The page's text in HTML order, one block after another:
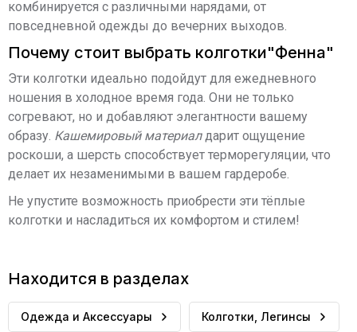
комбинируется с различными нарядами, от
повседневной одежды до вечерних выходов.
Почему стоит выбрать колготки"Фенна"
Эти колготки идеально подойдут для ежедневного
ношения в холодное время года. Они не только
согревают, но и добавляют элегантности вашему
образу. Кашемировый материалдарит ощущение
роскоши, а шерсть способствует терморегуляции, что
делает их незаменимыми в вашем гардеробе.
Не упустите возможность приобрести эти тёплые
колготки и насладиться их комфортом и стилем!
Находится в разделах
Одежда и Аксессуары Колготки, Легинсы